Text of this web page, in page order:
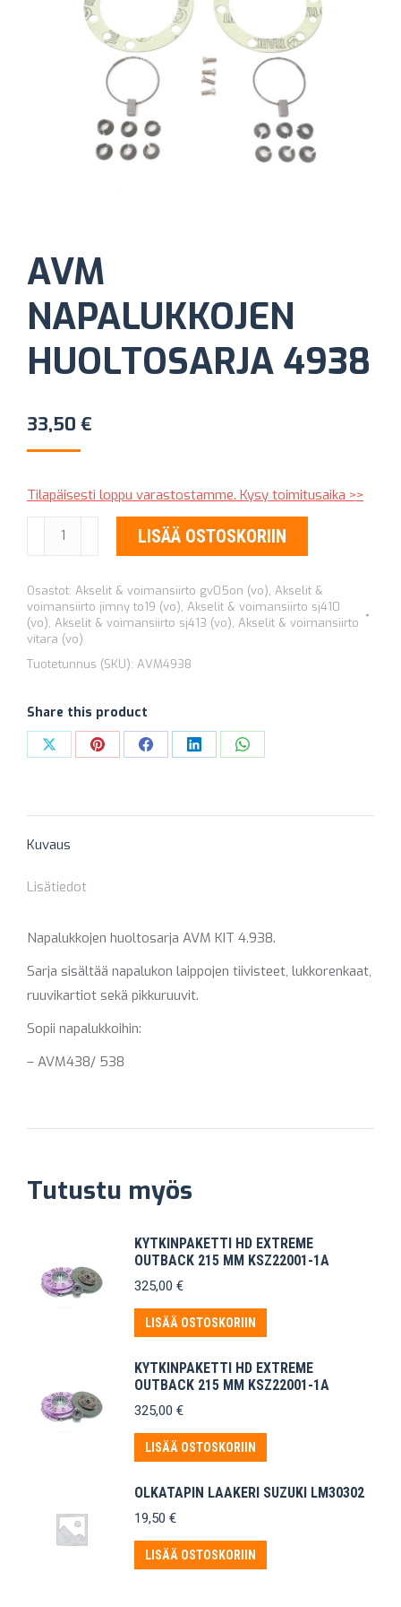
AVM
NAPALUKKOJEN
HUOLTOSARJA 4938
33,50 €
Tilapäisesti loppu varastostamme. Kysy toimitusaika >>
4938
määrä
LISÄÄ OSTOSKORIIN
Osastot: Akselit & voimansiirto gv05on (vo), Akselit &
voimansiirto jimny to19 (vo), Akselit & voimansiirto sj410
(vo), Akselit & voimansiirto sj413 (vo), Akselit & voimansiirto
vitara (vo)
Tuotetunnus (SKU): AVM4938
Share this product
Share Share Share Share Share
Kuvaus
Lisätiedot
Napalukkojen huoltosarja AVM KIT 4.938.
Sarja sisältää napalukon laippojen tiivisteet, lukkorenkaat,
ruuvikartiot sekä pikkuruuvit.
Sopii napalukkoihin:
– AVM438/ 538
Tutustu myös
KYTKINPAKETTI HD EXTREME
OUTBACK 215 MM KSZ22001-1A
325,00 €
LISÄÄ OSTOSKORIIN
KYTKINPAKETTI HD EXTREME
OUTBACK 215 MM KSZ22001-1A
325,00 €
LISÄÄ OSTOSKORIIN
OLKATAPIN LAAKERI SUZUKI LM30302
19,50 €
LISÄÄ OSTOSKORIIN